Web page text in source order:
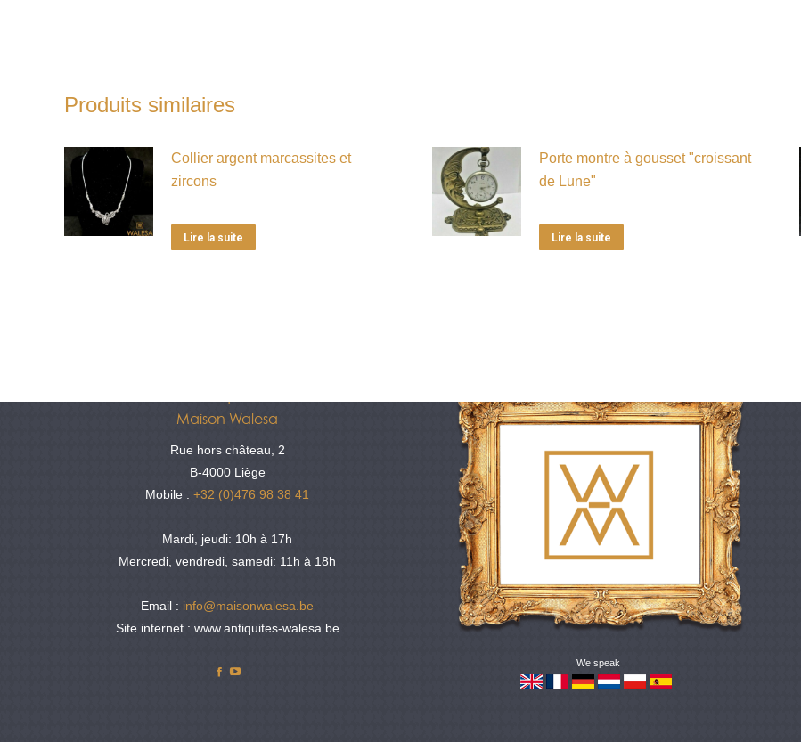
Produits similaires
Collier argent marcassites et
zircons
Lire la suite
Porte montre à gousset "croissant
de Lune"
Lire la suite
Maison Walesa
Rue hors château, 2
B-4000 Liège
Mobile :+32 (0)476 98 38 41
Mardi, jeudi: 10h à 17h
Mercredi, vendredi, samedi: 11h à 18h
Email : info@maisonwalesa.be
Site internet : www.antiquites-walesa.be
Facebook
We speak